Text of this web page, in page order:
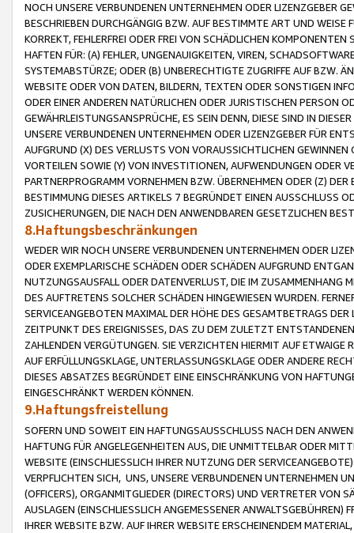
NOCH UNSERE VERBUNDENEN UNTERNEHMEN ODER LIZENZGEBER
BESCHRIEBEN DURCHGÄNGIG BZW. AUF BESTIMMTE ART UND
KORREKT, FEHLERFREI ODER FREI VON SCHÄDLICHEN
HAFTEN FÜR: (A) FEHLER, UNGENAUIGKEITEN, VIREN,
SYSTEMABSTÜRZE; ODER (B) UNBERECHTIGTE ZUGRIFFE AUF BZW.
WEBSITE ODER VON DATEN, BILDERN, TEXTEN ODER SONSTIGEN
ODER EINER ANDEREN NATÜRLICHEN ODER JURISTISCHEN PERSON
GEWÄHRLEISTUNGSANSPRÜCHE, ES SEIN DENN, DIESE SIND IN
UNSERE VERBUNDENEN UNTERNEHMEN ODER LIZENZGEBER FÜR
AUFGRUND (X) DES VERLUSTS VON VORAUSSICHTLICHEN
VORTEILEN SOWIE (Y) VON INVESTITIONEN, AUFWENDUNGEN ODER
PARTNERPROGRAMM VORNEHMEN BZW. ÜBERNEHMEN ODER (Z)
BESTIMMUNG DIESES ARTIKELS 7 BEGRÜNDET EINEN AUSSCHLUSS
ZUSICHERUNGEN, DIE NACH DEN ANWENDBAREN GESETZLICHEN
8.Haftungsbeschränkungen
WEDER WIR NOCH UNSERE VERBUNDENEN UNTERNEHMEN ODER
ODER EXEMPLARISCHE SCHÄDEN ODER SCHÄDEN AUFGRUND
NUTZUNGSAUSFALL ODER DATENVERLUST, DIE IM ZUSAMMENHANG
DES AUFTRETENS SOLCHER SCHÄDEN HINGEWIESEN WURDEN.
SERVICEANGEBOTEN MAXIMAL DER HÖHE DES GESAMTBETRAGS
ZEITPUNKT DES EREIGNISSES, DAS ZU DEM ZULETZT
ZAHLENDEN VERGÜTUNGEN. SIE VERZICHTEN HIERMIT AUF
AUF ERFÜLLUNGSKLAGE, UNTERLASSUNGSKLAGE ODER ANDERE
DIESES ABSATZES BEGRÜNDET EINE EINSCHRÄNKUNG VON
EINGESCHRÄNKT WERDEN KÖNNEN.
9.Haftungsfreistellung
SOFERN UND SOWEIT EIN HAFTUNGSAUSSCHLUSS NACH DEN
HAFTUNG FÜR ANGELEGENHEITEN AUS, DIE UNMITTELBAR ODER
WEBSITE (EINSCHLIESSLICH IHRER NUTZUNG DER
VERPFLICHTEN SICH, UNS, UNSERE VERBUNDENEN UNTERNEHMEN
(OFFICERS), ORGANMITGLIEDER (DIRECTORS) UND VERTRETER VON
AUSLAGEN (EINSCHLIESSLICH ANGEMESSENER
IHRER WEBSITE BZW. AUF IHRER WEBSITE ERSCHEINENDEM